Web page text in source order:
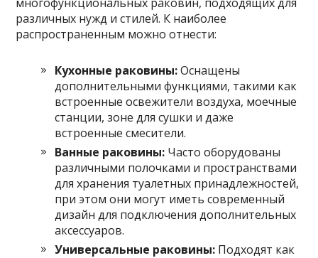
различных нужд и стилей. К наиболее
распространенным можно отнести:
Кухонные раковины:Оснащены
дополнительными функциями, такими как
встроенные освежители воздуха, моечные
станции, зоне для сушки и даже
встроенные смесители.
Ванные раковины: Часто оборудованы
различными полочками и пространствами
для хранения туалетных принадлежностей,
при этом они могут иметь современный
дизайн для подключения дополнительных
аксессуаров.
Универсальные раковины: Подходят как